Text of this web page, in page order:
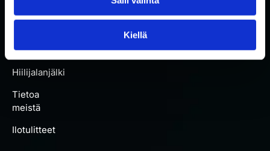
Kiellä
padat
Artikkelit
Hiilijalanjälki
Tietoa
meistä
Ilotulitteet